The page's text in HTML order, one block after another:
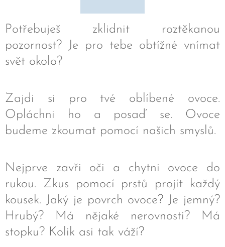
Potřebuješ zklidnit roztěkanou
pozornost? Je pro tebe obtížné vnímat
svět okolo?
Zajdi si pro tvé oblíbené ovoce.
Opláchni ho a posaď se. Ovoce
budeme zkoumat pomocí našich smyslů.
Nejprve zavři oči a chytni ovoce do
rukou. Zkus pomocí prstů projít každý
kousek. Jaký je povrch ovoce? Je jemný?
Hrubý? Má nějaké nerovnosti? Má
stopku? Kolik asi tak váží?